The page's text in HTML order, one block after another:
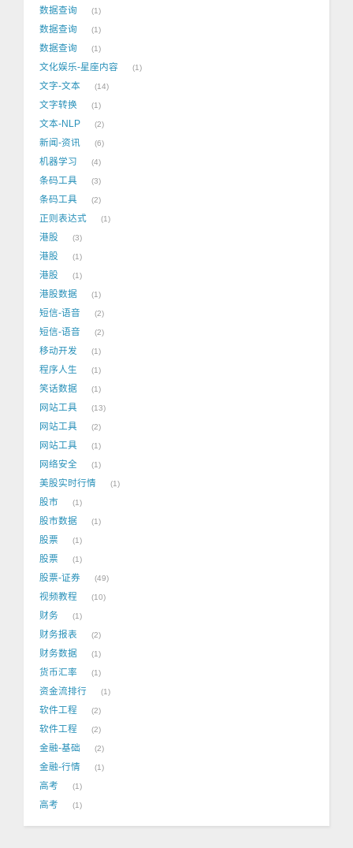
数据查询 1
数据查询 1
数据查询 1
文化娱乐-星座内容 1
文字-文本 14
文字转换 1
文本-NLP 2
新闻-资讯 6
机器学习 4
条码工具 3
条码工具 2
正则表达式 1
港股 3
港股 1
港股 1
港股数据 1
短信-语音 2
短信-语音 2
移动开发 1
程序人生 1
笑话数据 1
网站工具 13
网站工具 2
网站工具 1
网络安全 1
美股实时行情 1
股市 1
股市数据 1
股票 1
股票 1
股票-证券 49
视频教程 10
财务 1
财务报表 2
财务数据 1
货币汇率 1
资金流排行 1
软件工程 2
软件工程 2
金融-基础 2
金融-行情 1
高考 1
高考 1